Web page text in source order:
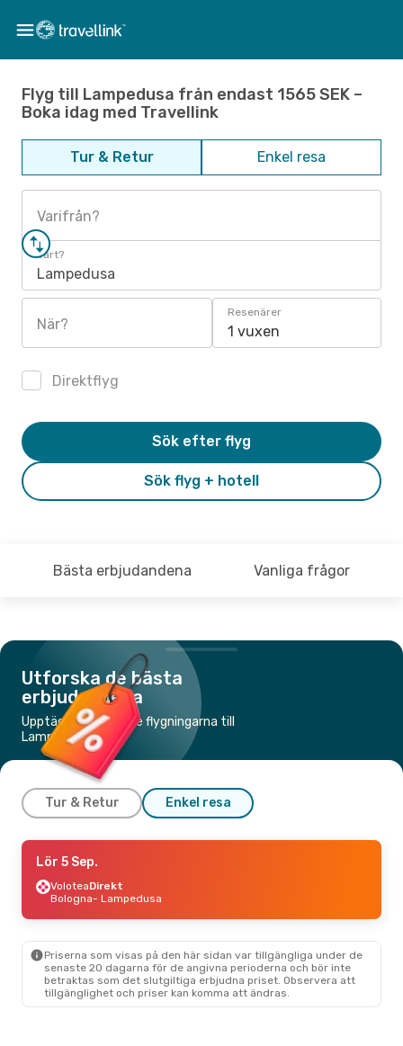
Flyg till Lampedusa från endast 1565 SEK –
Boka idag med Travellink
Tur & Retur Enkel resa
Varifrån?
Vart?
Lampedusa
När?
Resenärer
1 vuxen
Direktflyg
Sök flyg + hotell
Sök efter flyg
Bästa erbjudandena Vanliga frågor
Utforska de bästa
erbjudandena
Upptäck de billigaste flygningarna till
Lampedusa
Tur & Retur Enkel resa
Tors 1 Okt.
Danish Air Transport
Palermo- Lampedusa
Lampedusa- Palermo
Fre 18 Sep. - Sön 20 Sep.
Danish Air TransportDirekt
Palermo- Lampedusa
Lör 5 Sep.
VoloteaDirekt
Bologna- Lampedusa
Priserna som visas på den här sidan var tillgängliga under de
senaste 20 dagarna för de angivna perioderna och bör inte
betraktas som det slutgiltiga erbjudna priset. Observera att
tillgänglighet och priser kan komma att ändras.